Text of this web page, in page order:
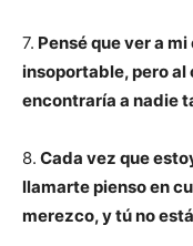
7. Pensé que ver a
insoportable, pero al
encontraría a nadie
8. Cada vez que
llamarte pienso en
merezco, y tú no